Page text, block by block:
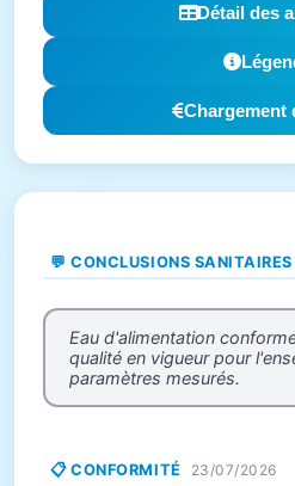
Détail des
Chargement
💬 CONCLUSIONS SANITAIRES
Eau d'alimentation
qualité en vigueur pour
paramètres mesurés.
📋 CONFORMITÉ 23/07/2026